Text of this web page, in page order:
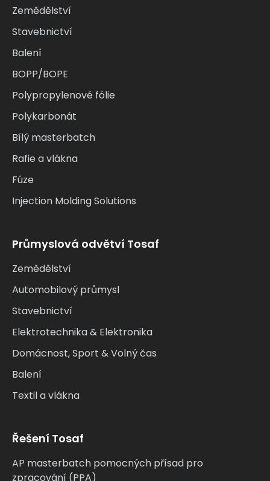
Zemědělství
Stavebnictví
Balení
BOPP/BOPE
Polypropylenové fólie
Polykarbonát
Bílý masterbatch
Rafie a vlákna
Fúze
Injection Molding Solutions
Průmyslová odvětví Tosaf
Zemědělství
Automobilový průmysl
Stavebnictví
Elektrotechnika & Elektronika
Domácnost, Sport & Volný čas
Balení
Textil a vlákna
Řešení Tosaf
AP masterbatch pomocných přísad pro
zpracování (PPA)